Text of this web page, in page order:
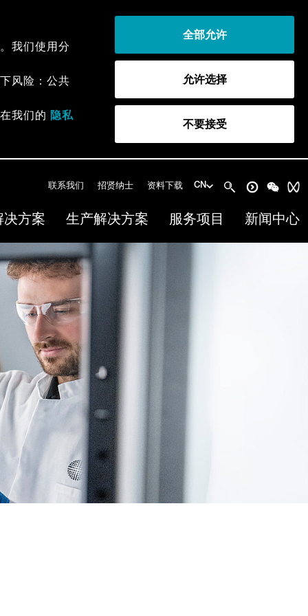
决方案 生产解决方案 服务项目 新闻中心
CN
联系我们 招贤纳士 资料下载
我们使用分
风险：公共
我们的 隐私
全部允许
允许选择
不要接受